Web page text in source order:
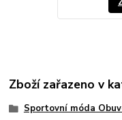
Zboží zařazeno v
Sportovní móda